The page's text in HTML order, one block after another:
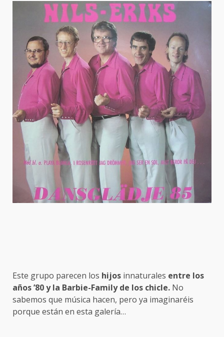
Este grupo parecen los hijos innaturales entre los
años ’80 y la Barbie-Family de los chicle. No
sabemos que música hacen, pero ya imaginaréis
porque están en esta galería…